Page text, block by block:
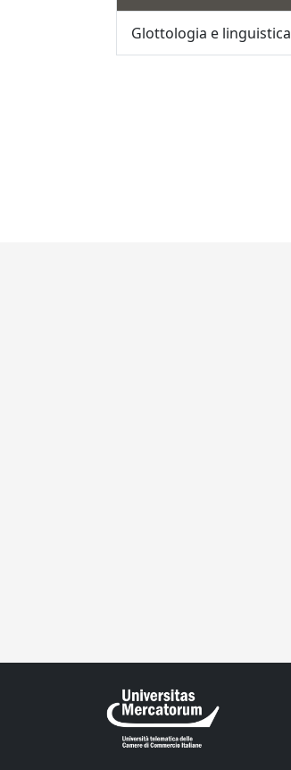
Glottologia e linguistica